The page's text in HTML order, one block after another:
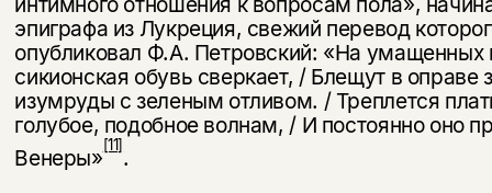
эпиграфа из Лукреция, свежий перевод
опубликовал Ф.А. Петров­ский: «На умащенных
сикионская обувь сверкает, / Блещут в оправе
изумруды с зеленым отливом. / Треплется
голубое, по­добное волнам, / И постоянно оно
Венеры»[11].